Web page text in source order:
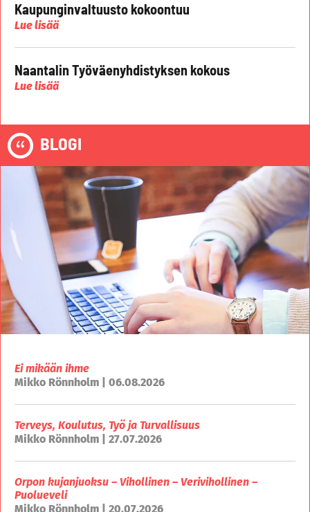
Kaupunginvaltuusto kokoontuu
Lue lisää
Naantalin Työväenyhdistyksen kokous
Lue lisää
BLOGI
Ei mikään ihme
Mikko Rönnholm | 06.08.2026
Terveys, Koulutus, Työ ja Turvallisuus
Mikko Rönnholm | 27.07.2026
Orpon kujanjuoksu – Vihollinen – Verivihollinen –
Puolueveli
Mikko Rönnholm | 20.07.2026